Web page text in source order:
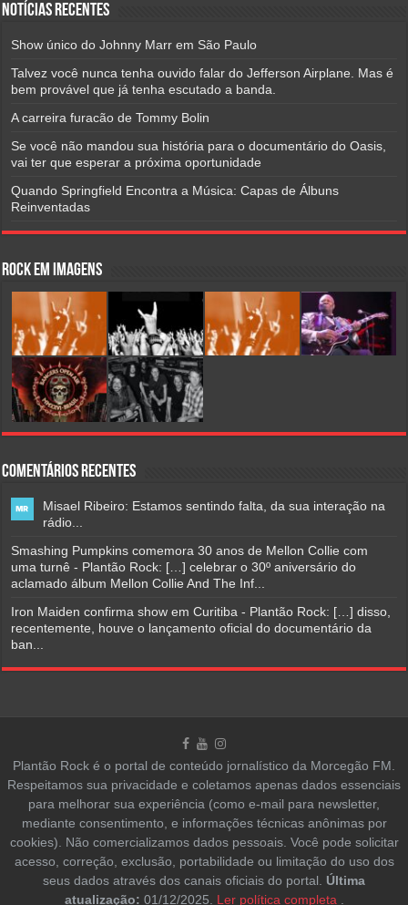
Notícias Recentes
Show único do Johnny Marr em São Paulo
Talvez você nunca tenha ouvido falar do Jefferson Airplane. Mas é
bem provável que já tenha escutado a banda.
A carreira furacão de Tommy Bolin
Se você não mandou sua história para o documentário do Oasis,
vai ter que esperar a próxima oportunidade
Quando Springfield Encontra a Música: Capas de Álbuns
Reinventadas
Rock em Imagens
Comentários Recentes
Misael Ribeiro: Estamos sentindo falta, da sua interação na
rádio...
Smashing Pumpkins comemora 30 anos de Mellon Collie com
uma turnê - Plantão Rock: […] celebrar o 30º aniversário do
aclamado álbum Mellon Collie And The Inf...
Iron Maiden confirma show em Curitiba - Plantão Rock: […] disso,
recentemente, houve o lançamento oficial do documentário da
ban...
Plantão Rock é o portal de conteúdo jornalístico da Morcegão FM.
Respeitamos sua privacidade e coletamos apenas dados essenciais
para melhorar sua experiência (como e-mail para newsletter,
mediante consentimento, e informações técnicas anônimas por
cookies). Não comercializamos dados pessoais. Você pode solicitar
acesso, correção, exclusão, portabilidade ou limitação do uso dos
seus dados através dos canais oficiais do portal. Última
atualização: 01/12/2025. Ler política completa .